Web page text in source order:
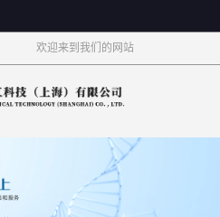
欢迎来到我们的网站